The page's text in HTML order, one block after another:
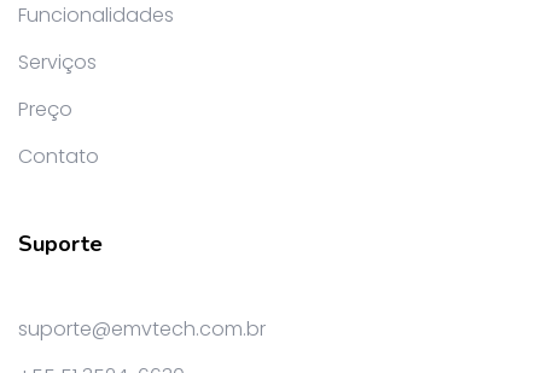
Funcionalidades
Serviços
Preço
Contato
Suporte
suporte@emvtech.com.br